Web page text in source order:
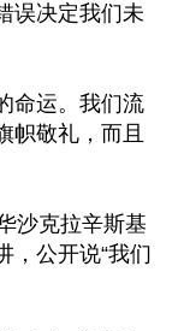
误决定我们未
命运。我们流
帜敬礼，而且
沙克拉辛斯基
，公开说“我们